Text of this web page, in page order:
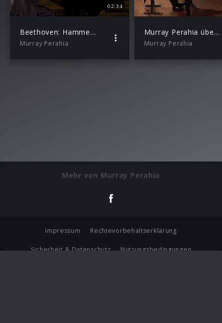
02:34
Beethoven: Hammerklaviersonate 2. Scherzo. Assai vivace
Murray Perahia
Murray Perahia über Beethoven
Murray Perahia
Mehr von Murray Perahia
Impressum Rechtevorbehaltserklärung
Sicherheit & Datenschutz Nutzungsbedingungen